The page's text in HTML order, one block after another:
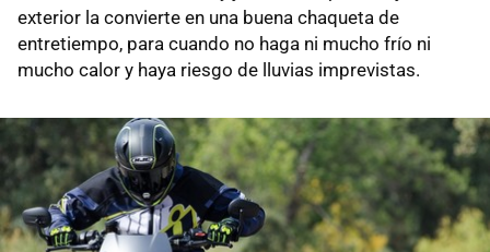
exterior la convierte en una buena chaqueta de
entretiempo, para cuando no haga ni mucho frío ni
mucho calor y haya riesgo de lluvias imprevistas.